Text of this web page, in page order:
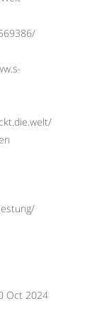
Oct 2024